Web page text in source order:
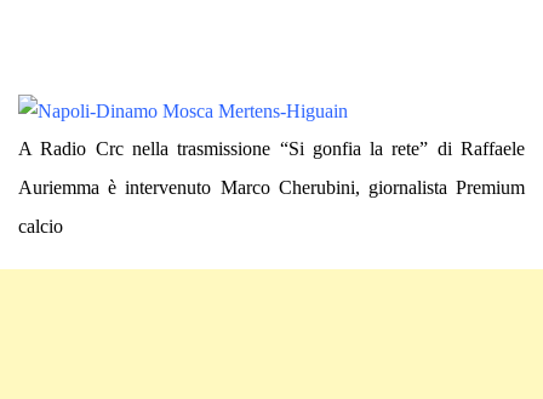
A Radio Crc nella trasmissione “Si gonfia la rete” di Raffaele
Auriemma è intervenuto Marco Cherubini, giornalista Premium
calcio